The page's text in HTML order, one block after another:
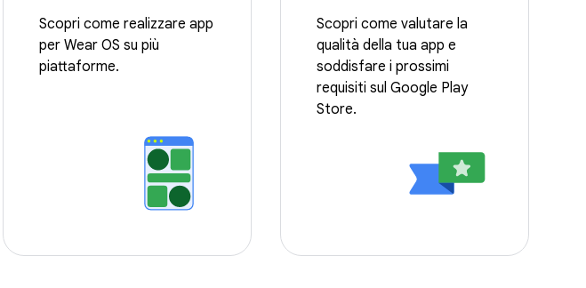
Scopri come realizzare app
per Wear OS su più
piattaforme.
Scopri come valutare la
qualità della tua app e
soddisfare i prossimi
requisiti sul Google Play
Store.